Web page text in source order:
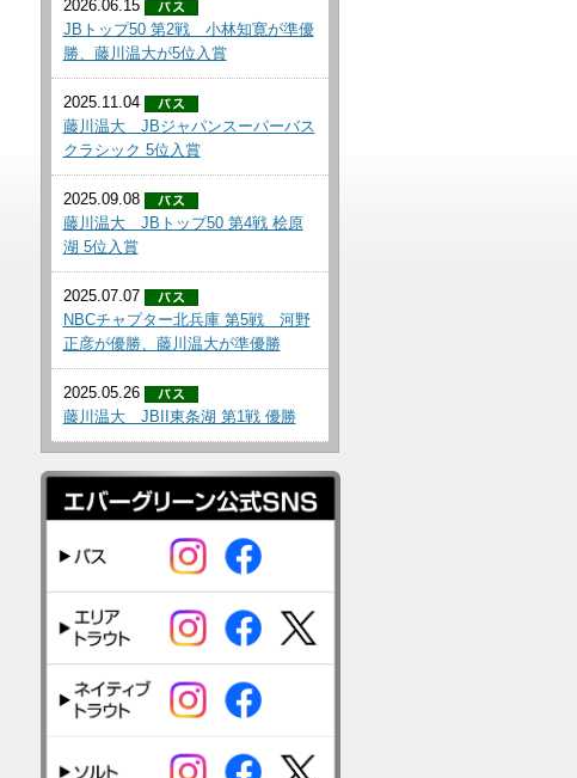
2026.06.15
JBトップ50 第2戦 小林知寛が準優
勝、藤川温大が5位入賞
2025.11.04
藤川温大 JBジャパンスーパーバス
クラシック 5位入賞
2025.09.08
藤川温大 JBトップ50 第4戦 桧原
湖 5位入賞
2025.07.07
NBCチャプター北兵庫 第5戦 河野
正彦が優勝、藤川温大が準優勝
2025.05.26
藤川温大 JBII東条湖 第1戦 優勝